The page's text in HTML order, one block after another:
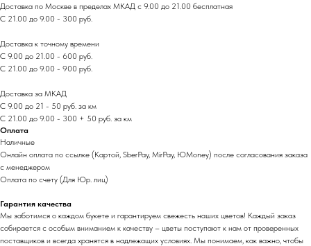
Доставка по Москве в пределах МКАД с 9.00 до 21.00 бесплатная
С 21.00 до 9.00 - 300 руб.
Доставка к точному времени
С 9.00 до 21.00 - 600 руб.
С 21.00 до 9.00 - 900 руб.
Доставка за МКАД
С 9.00 до 21 - 50 руб. за км
С 21.00 до 9.00 - 300 + 50 руб. за км
Оплата
Наличные
Онлайн оплата по ссылке (Картой, SberPay, MirPay, ЮMoney) после согласования заказа
с менеджером
Оплата по счету (Для Юр. лиц)
Гарантия качества
Мы заботимся о каждом букете и гарантируем свежесть наших цветов! Каждый заказ
собирается с особым вниманием к качеству – цветы поступают к нам от проверенных
поставщиков и всегда хранятся в надлежащих условиях. Мы понимаем, как важно, чтобы